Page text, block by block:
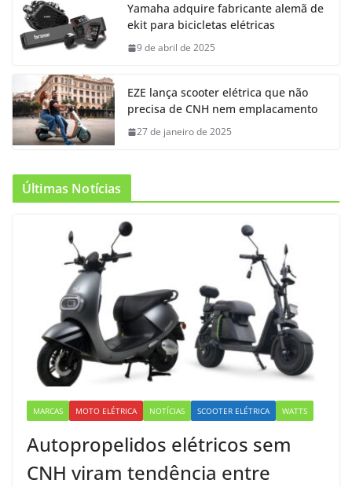
Yamaha adquire fabricante alemã de
ekit para bicicletas elétricas
9 de abril de 2025
EZE lança scooter elétrica que não
precisa de CNH nem emplacamento
27 de janeiro de 2025
Últimas Notícias
MARCAS MOTO ELÉTRICA NOTÍCIAS SCOOTER ELÉTRICA WATTS
Autopropelidos elétricos sem
CNH viram tendência entre